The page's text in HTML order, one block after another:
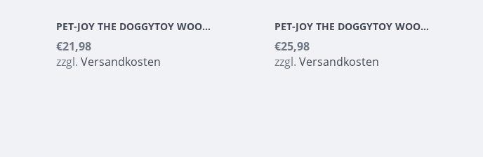
PET-JOY THE DOGGYTOY WOODIES N10
€21,98
zzgl.Versandkosten
PET-JOY THE DOGGYTOY WOODIES N11
€25,98
zzgl.Versandkosten